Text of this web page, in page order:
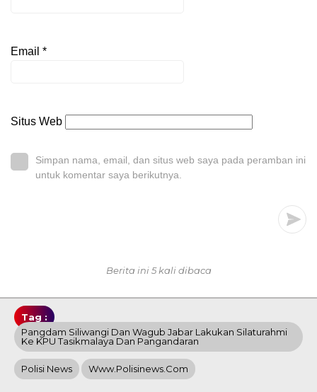
Email *
Situs Web
Simpan nama, email, dan situs web saya pada peramban ini
untuk komentar saya berikutnya.
Berita ini 5 kali dibaca
Tag :
Pangdam Siliwangi Dan Wagub Jabar Lakukan Silaturahmi
Ke KPU Tasikmalaya Dan Pangandaran
Polisi News Www.polisinews.com